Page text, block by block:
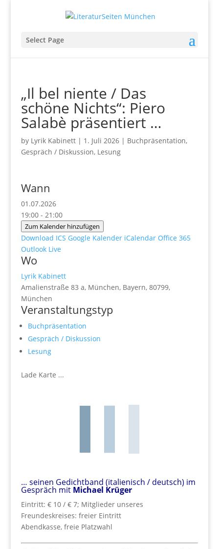
Select Page
„Il bel niente / Das
schöne Nichts“: Piero
Salabè präsentiert …
by Lyrik Kabinett| 1. Juli 2026| Buchpräsentation,
Gespräch / Diskussion, Lesung
Wann
01.07.2026
19:00 - 21:00
Zum Kalender hinzufügen
Download ICS Google Kalender iCalendar Office 365
Outlook Live
Wo
Lyrik Kabinett
Amalienstraße 83 a, München, Bayern, 80799,
München
Veranstaltungstyp
Buchpräsentation
Gespräch / Diskussion
Lesung
Lade Karte ...
… seinen Gedichtband (italienisch / deutsch) im
Gespräch mitMichael Krüger
Eintritt: € 10 / € 7; Mitglieder unseres
Freundeskreises: freier Eintritt
Abendkasse, freie Platzwahl